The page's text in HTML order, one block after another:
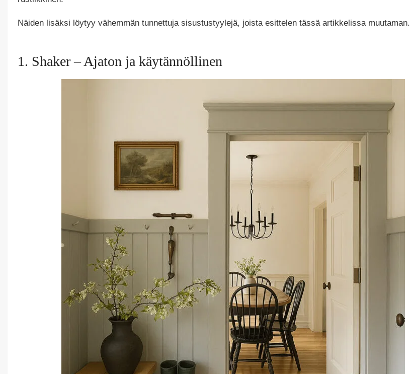
Näiden lisäksi löytyy vähemmän tunnettuja sisustustyylejä, joista esittelen tässä artikkelissa muutaman.
1. Shaker – Ajaton ja käytännöllinen